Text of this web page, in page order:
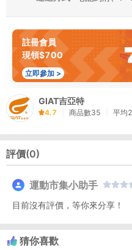
註冊會員
現領$700
立即參加 >
GIAT吉亞特
4.7 商品數35 平均
評價(0)
運動市集小助手
目前沒有評價，等你來分享！
猜你喜歡